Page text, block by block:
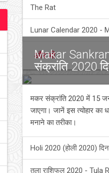
The Rat
Lunar Calendar 2020 -
और भी
Makar
संक्रांति 2020
मकर संक्रांति 2020 में 15
जाएगा। जानें इस त्योहार का
मनाने का तरीका।
Holi 2020 (होली 2020)
तुला राशिफल 2020 - Tula